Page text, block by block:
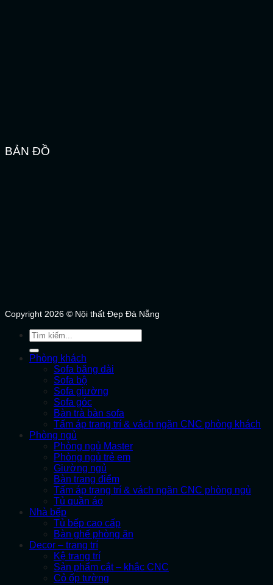
BẢN ĐỒ
Copyright 2026 © Nội thất Đẹp Đà Nẵng
Tìm
kiếm:
Phòng khách
Sofa băng dài
Sofa bộ
Sofa giường
Sofa góc
Bàn trà bàn sofa
Tấm áp trang trí & vách ngăn CNC phòng khách
Phòng ngủ
Phòng ngủ Master
Phòng ngủ trẻ em
Giường ngủ
Bàn trang điểm
Tấm áp trang trí & vách ngăn CNC phòng ngủ
Tủ quần áo
Nhà bếp
Tủ bếp cao cấp
Bàn ghế phòng ăn
Decor – trang trí
Kệ trang trí
Sản phẩm cắt – khắc CNC
Cỏ ốp tường